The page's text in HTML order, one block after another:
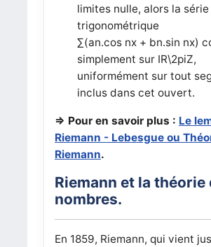
limites nulle, alors la série
trigonométrique
∑(an.cos nx + bn.sin nx)
simplement sur IR\2piZ,
uniformément sur tout
inclus dans cet ouvert.
=> Pour en savoir plus : Le
Riemann - Lebesgue ou
Riemann.
Riemann et la théorie
nombres.
En 1859, Riemann, qui vient